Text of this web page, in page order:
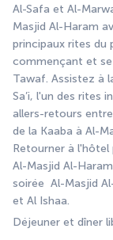
Al-Safa et Al-
Masjid Al-Haram
principaux rites du
commençant et
Tawaf. Assistez à
Sa’i, l'un des rites
allers-retours
de la Kaaba à Al-
Retourner à l'hôtel
Al-Masjid Al-
soirée  Al-Masjid
et Al Ishaa.
Déjeuner et dîner